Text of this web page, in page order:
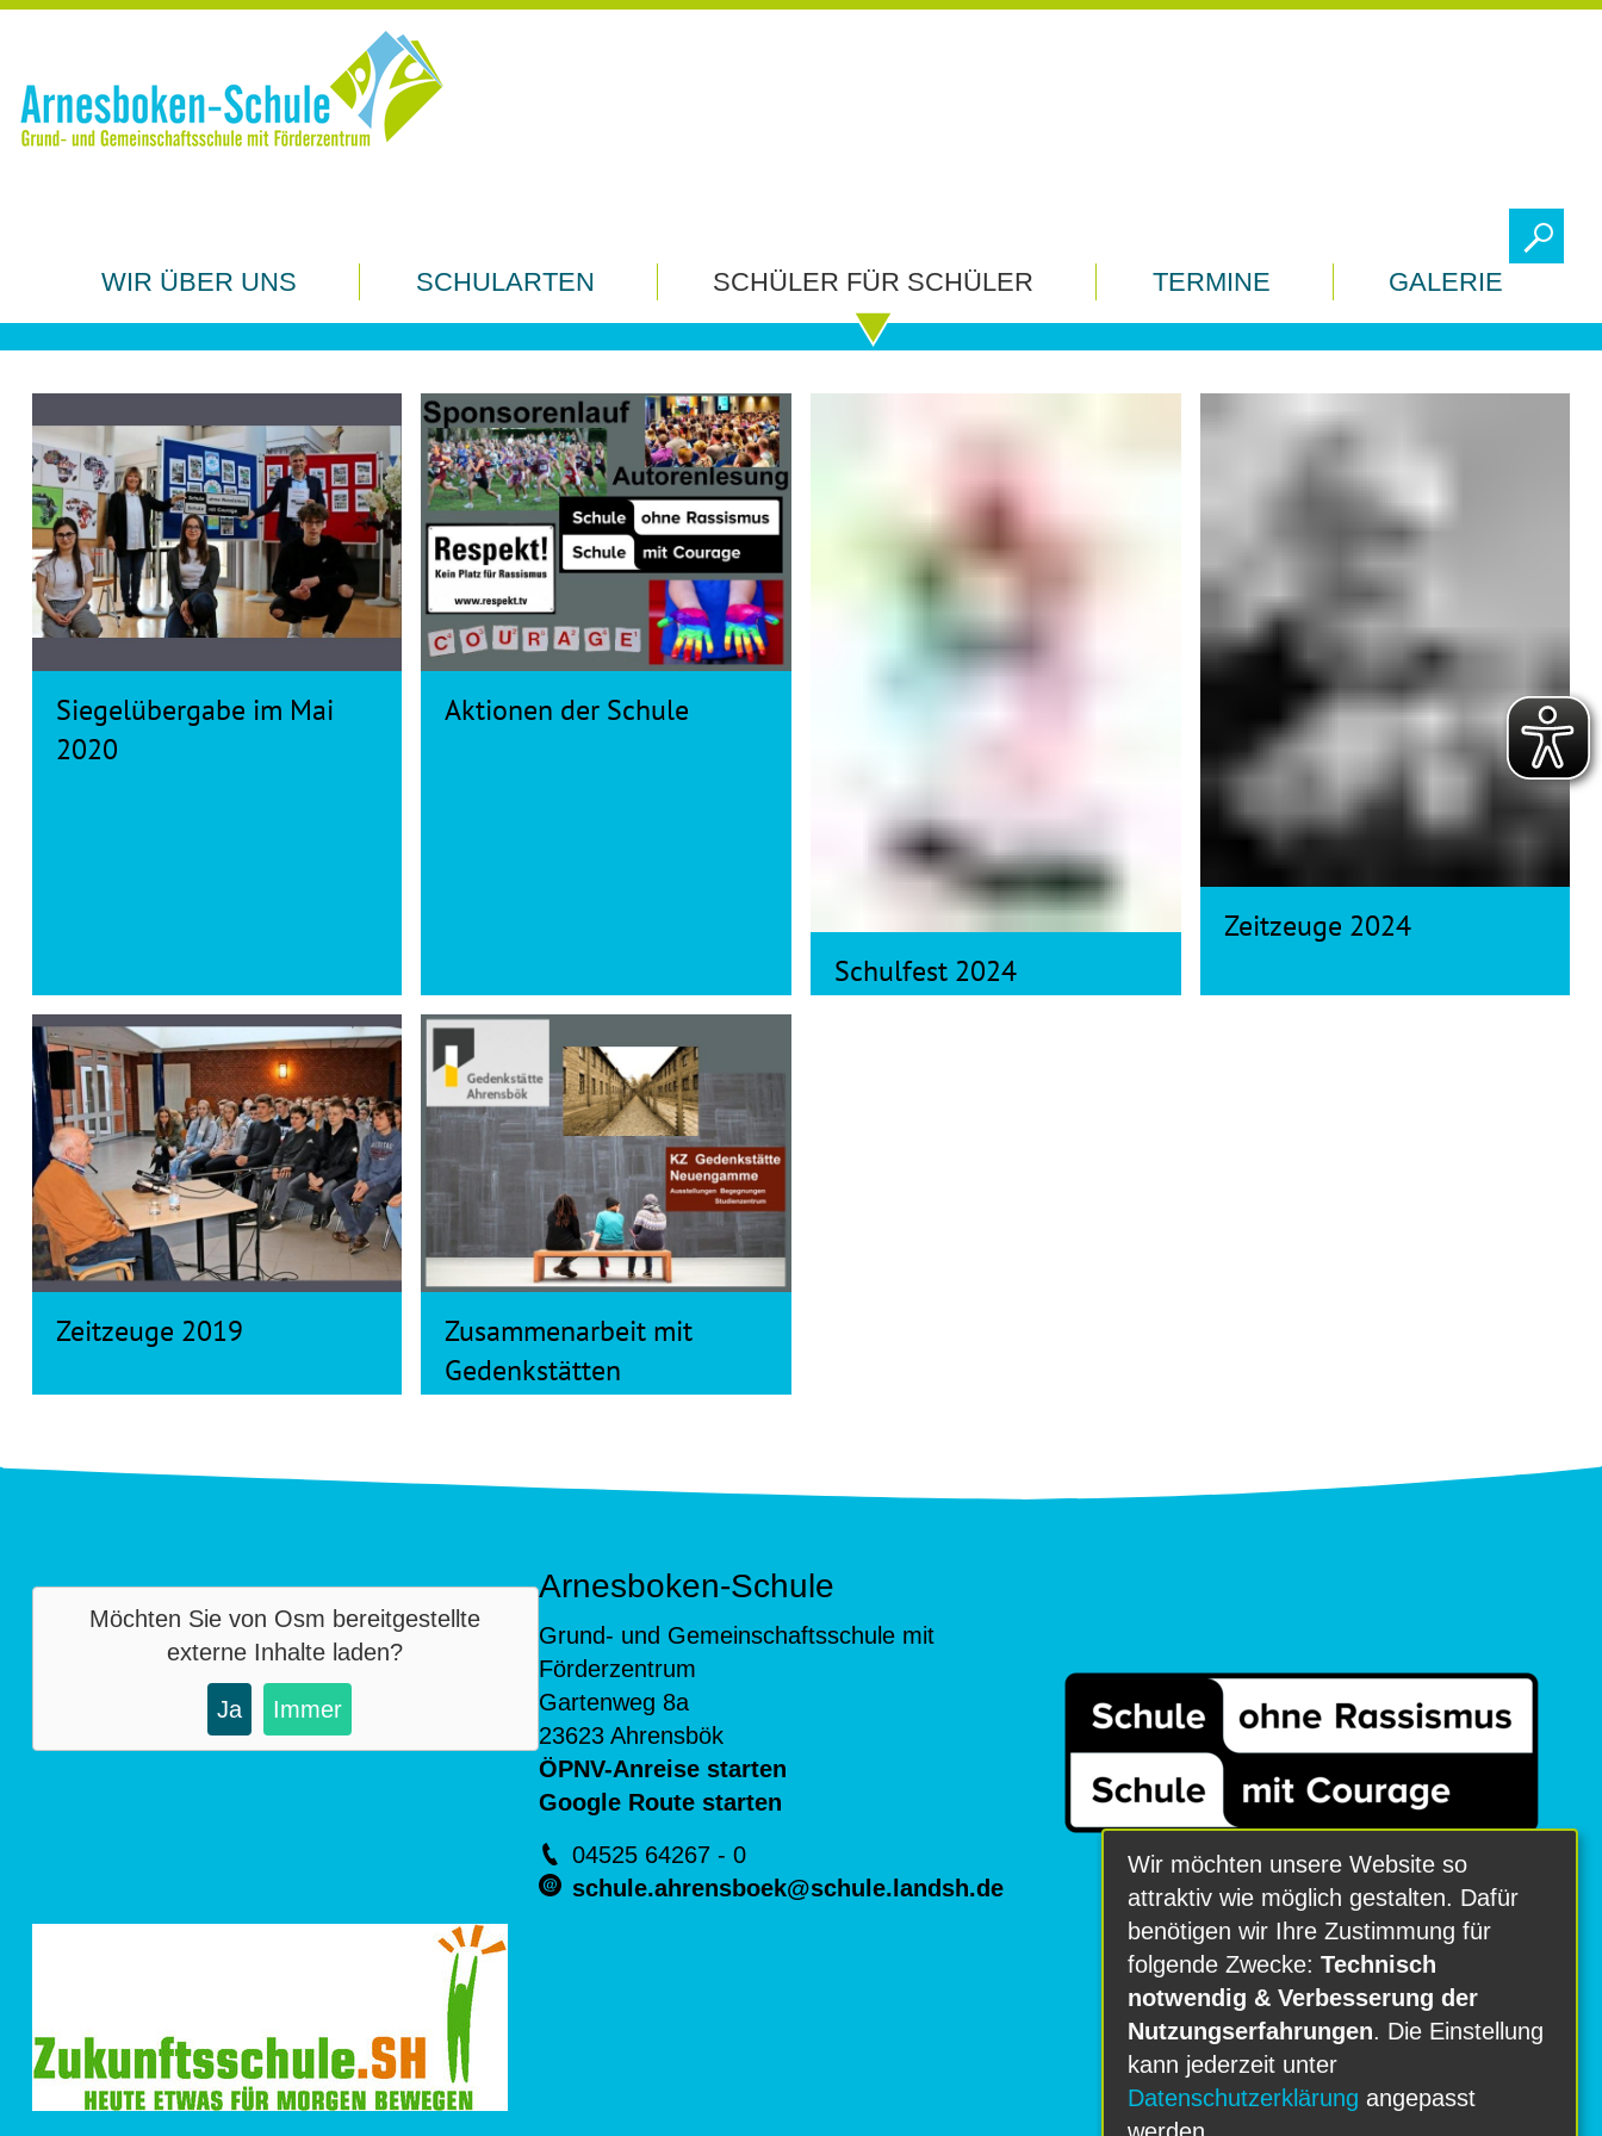
WIR ÜBER UNS SCHULARTEN SCHÜLER FÜR SCHÜLER TERMINE GALERIE
Schulordnung, Pausenordung und Medienordnung
Siegelübergabe im Mai
2020
Aktionen der Schule
Schulfest 2024
Zeitzeuge 2024
Zeitzeuge 2019
Zusammenarbeit mit
Gedenkstätten
Arnesboken-Schule
Grund- und Gemeinschaftsschule mit
Förderzentrum
Gartenweg 8a
23623 Ahrensbök
ÖPNV-Anreise starten
Google Route starten
04525 64267 - 0
schule.ahrensboek@schule.landsh.de
Möchten Sie von Osm bereitgestellte
externe Inhalte laden?
Ja Immer
Wir möchten unsere Website so
attraktiv wie möglich gestalten. Dafür
benötigen wir Ihre Zustimmung für
folgende Zwecke: Technisch
notwendig & Verbesserung der
Nutzungserfahrungen. Die Einstellung
kann jederzeit unter
Datenschutzerklärung angepasst